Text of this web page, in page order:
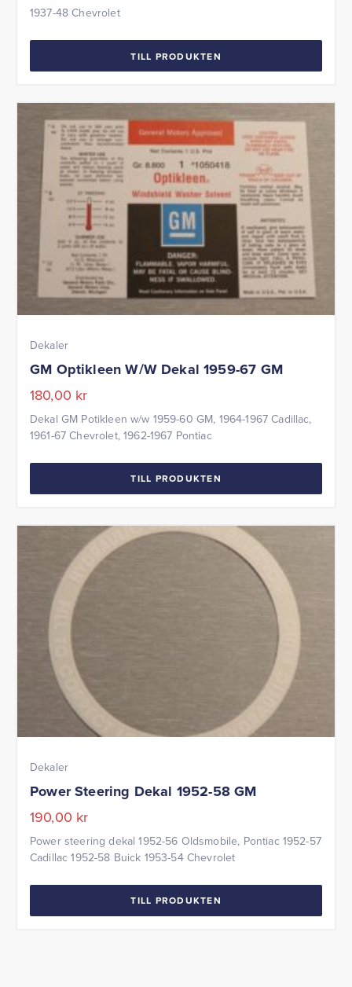
1937-48 Chevrolet
TILL PRODUKTEN
Dekaler
GM Optikleen W/W Dekal 1959-67 GM
180,00 kr
Dekal GM Potikleen w/w 1959-60 GM, 1964-1967 Cadillac,
1961-67 Chevrolet, 1962-1967 Pontiac
TILL PRODUKTEN
Dekaler
Power Steering Dekal 1952-58 GM
190,00 kr
Power steering dekal 1952-56 Oldsmobile, Pontiac 1952-57
Cadillac 1952-58 Buick 1953-54 Chevrolet
TILL PRODUKTEN